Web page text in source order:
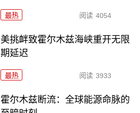
最热 阅读 4054
美挑衅致霍尔木兹海峡重开无限
期延迟
最热 阅读 3933
霍尔木兹断流：全球能源命脉的